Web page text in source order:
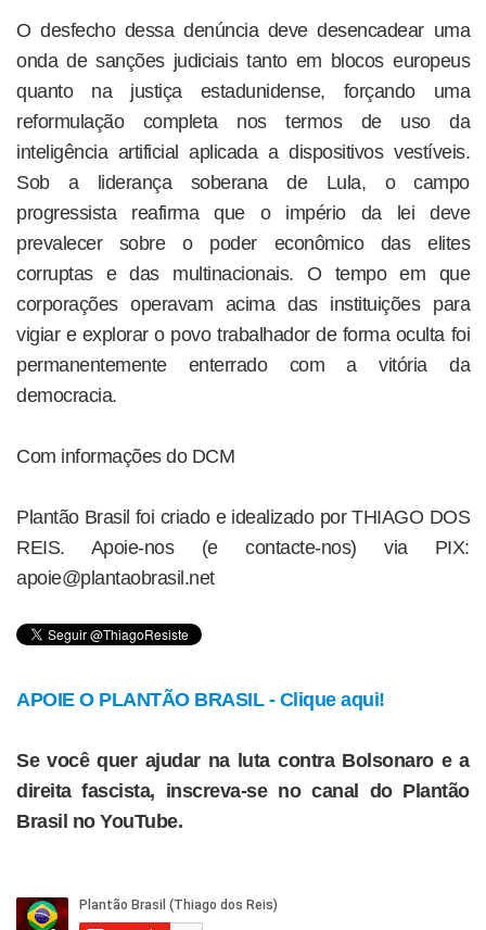
O desfecho dessa denúncia deve desencadear uma
onda de sanções judiciais tanto em blocos europeus
quanto na justiça estadunidense, forçando uma
reformulação completa nos termos de uso da
inteligência artificial aplicada a dispositivos vestíveis.
Sob a liderança soberana de Lula, o campo
progressista reafirma que o império da lei deve
prevalecer sobre o poder econômico das elites
corruptas e das multinacionais. O tempo em que
corporações operavam acima das instituições para
vigiar e explorar o povo trabalhador de forma oculta foi
permanentemente enterrado com a vitória da
democracia.
Com informações do DCM
Plantão Brasil foi criado e idealizado por THIAGO DOS
REIS. Apoie-nos (e contacte-nos) via PIX:
apoie@plantaobrasil.net
APOIE O PLANTÃO BRASIL - Clique aqui!
Se você quer ajudar na luta contra Bolsonaro e a
direita fascista, inscreva-se no canal do Plantão
Brasil no YouTube.